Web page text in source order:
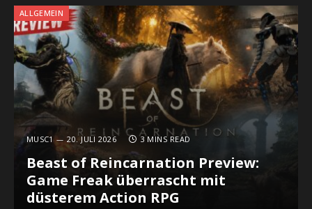
ALLGEMEIN
MUSC1 20. JULI 2026 3 MINS READ
Beast of Reincarnation Preview:
Game Freak überrascht mit
düsterem Action RPG